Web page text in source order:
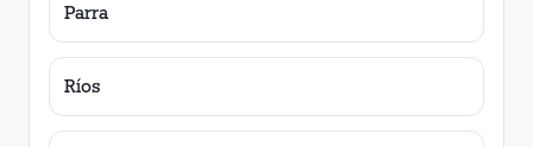
Parra
Ríos